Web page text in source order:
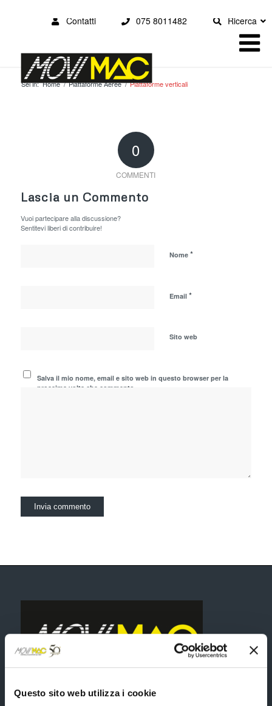
Questo sito web utilizza i cookie
Contatti 075 8011482 Ricerca
Sei in: Home / Piattaforme Aeree / Piattaforme verticali
0
COMMENTI
Lascia un Commento
Vuoi partecipare alla discussione?
Sentitevi liberi di contribuire!
Nome *
Email *
Sito web
Salva il mio nome, email e sito web in questo browser per la
prossima volta che commento.
Viale Europa, 86 06083 Bastia Umbra (PG)